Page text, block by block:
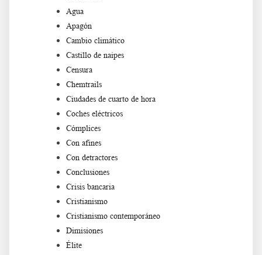
Agua
Apagón
Cambio climático
Castillo de naipes
Censura
Chemtrails
Ciudades de cuarto de hora
Coches eléctricos
Cómplices
Con afines
Con detractores
Conclusiones
Crisis bancaria
Cristianismo
Cristianismo contemporáneo
Dimisiones
Élite